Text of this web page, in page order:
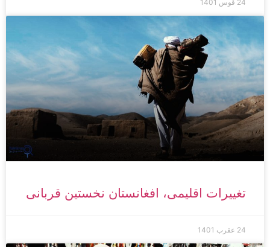
24 قوس 1401
تغییرات اقلیمی، افغانستان نخستین قربانی
24 عقرب 1401